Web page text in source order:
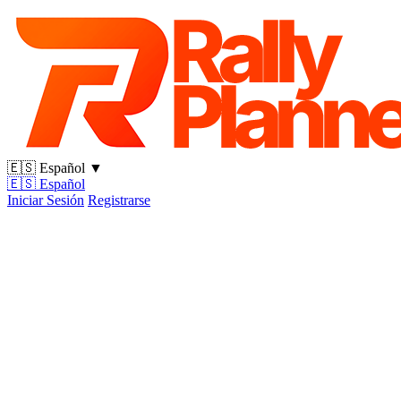
🇪🇸 Español ▼
🇪🇸 Español
Iniciar Sesión Registrarse